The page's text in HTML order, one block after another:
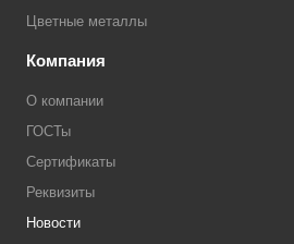
Цветные металлы
Компания
О компании
ГОСТы
Сертификаты
Реквизиты
Новости